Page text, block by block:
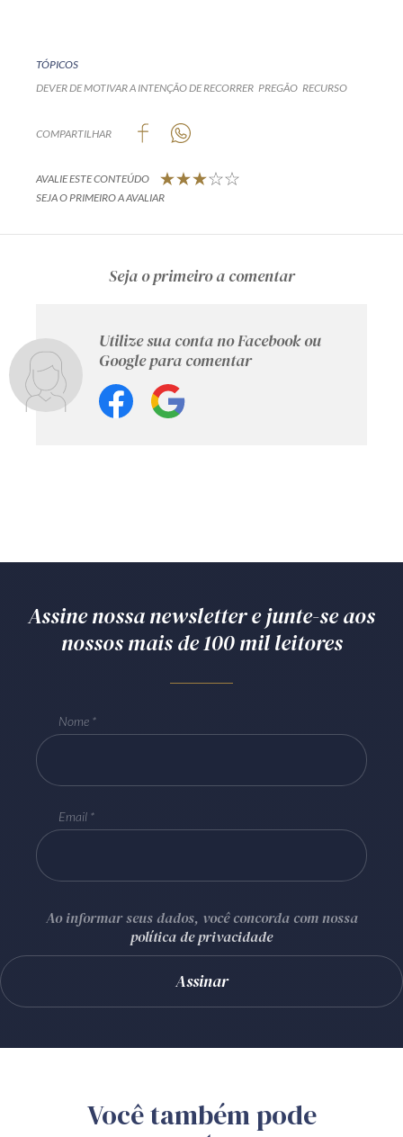
TÓPICOS
DEVER DE MOTIVAR A INTENÇÃO DE RECORRER PREGÃO RECURSO
COMPARTILHAR
AVALIE ESTE CONTEÚDO
SEJA O PRIMEIRO A AVALIAR
Seja o primeiro a comentar
Utilize sua conta no Facebook ou
Google para comentar
Assine nossa newsletter e junte-se aos
nossos mais de 100 mil leitores
Nome
Email
Ao informar seus dados, você concorda com nossa
política de privacidade
Você também pode